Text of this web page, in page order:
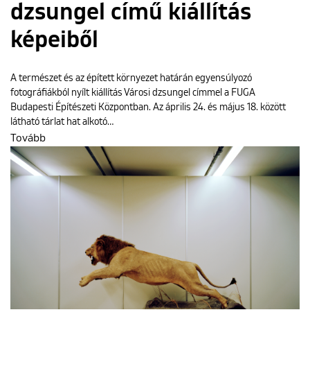
dzsungel című kiállítás
képeiből
A természet és az épített környezet határán egyensúlyozó
fotográfiákból nyílt kiállítás Városi dzsungel címmel a FUGA
Budapesti Építészeti Központban. Az április 24. és május 18. között
látható tárlat hat alkotó…
Tovább